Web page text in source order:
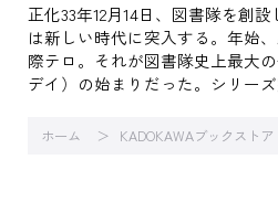
正化33年12月14日、図書隊を創
は新しい時代に突入する。年始
際テロ。それが図書隊史上最大
デイ）の始まりだった。シリーズ
ホーム KADOKAWAブックストア